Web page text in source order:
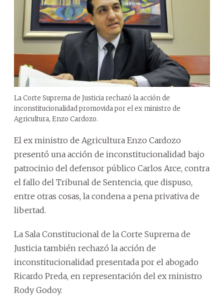
La Corte Suprema de Justicia rechazó la acción de
inconstitucionalidad promovida por el ex ministro de
Agricultura, Enzo Cardozo.
El ex ministro de Agricultura Enzo Cardozo
presentó una acción de inconstitucionalidad bajo
patrocinio del defensor público Carlos Arce, contra
el fallo del Tribunal de Sentencia, que dispuso,
entre otras cosas, la condena a pena privativa de
libertad.
La Sala Constitucional de la Corte Suprema de
Justicia también rechazó la acción de
inconstitucionalidad presentada por el abogado
Ricardo Preda, en representación del ex ministro
Rody Godoy.